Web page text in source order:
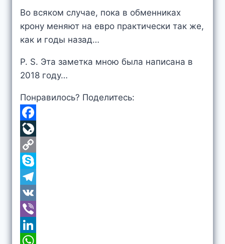
Во всяком случае, пока в обменниках
крону меняют на евро практически так же,
как и годы назад…
P. S. Эта заметка мною была написана в
2018 году…
Понравилось? Поделитесь:
F
a
c
e
b
o
o
k
L
v
e
J
o
u
C
o
p
y
L
S
k
y
p
e
T
e
e
V
K
V
L